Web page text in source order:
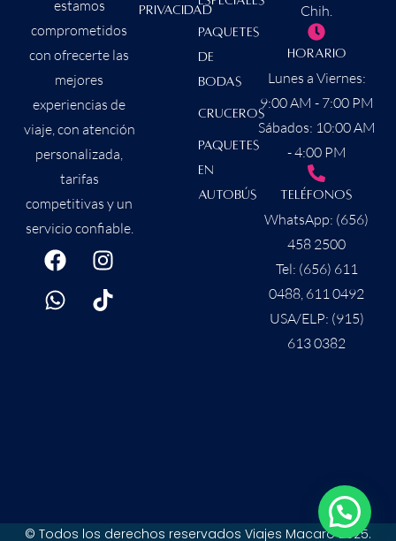
estamos
comprometidos
con ofrecerte las
mejores
experiencias de
viaje, con atención
personalizada,
tarifas
competitivas y un
servicio confiable.
Paquetes
de
Bodas
Cruceros
Paquetes
en
Autobús
Privacidad
Chih.
Horario
Lunes a Viernes:
9:00 AM - 7:00 PM
Sábados: 10:00 AM
- 4:00 PM
Teléfonos
WhatsApp: (656)
458 2500
Tel: (656) 611
0488, 611 0492
USA/ELP: (915)
613 0382
© Todos los derechos reservados Viajes Macaro 2025.